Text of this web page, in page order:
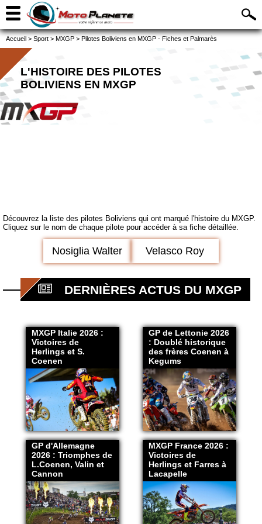
Accueil > Sport > MXGP > Pilotes Boliviens en MXGP - Fiches et Palmarès
L'HISTOIRE DES PILOTES
BOLIVIENS EN MXGP
Découvrez la liste des pilotes Boliviens qui ont marqué l'histoire du MXGP.
Cliquez sur le nom de chaque pilote pour accéder à sa fiche détaillée.
Nosiglia Walter Velasco Roy
DERNIÈRES ACTUS DU MXGP
MXGP Italie 2026 :
Victoires de
Herlings et S.
Coenen
GP de Lettonie 2026
: Doublé historique
des frères Coenen à
Kegums
GP d'Allemagne
2026 : Triomphes de
L.Coenen, Valin et
Cannon
MXGP France 2026 :
Victoires de
Herlings et Farres à
Lacapelle